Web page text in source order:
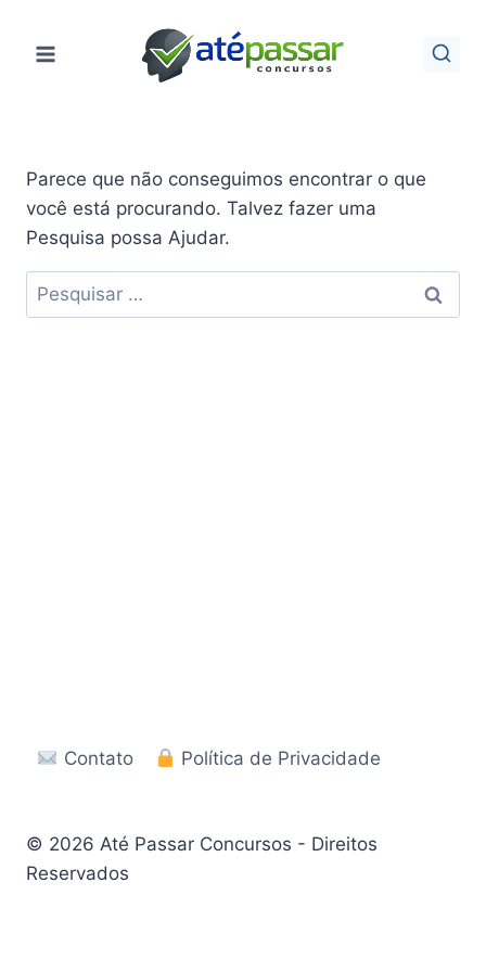
para
Parece que não conseguimos encontrar o que
você está procurando. Talvez fazer uma
Pesquisa possa Ajudar.
Pesquisar
por:
Contato Política de Privacidade
© 2026 Até Passar Concursos - Direitos
Reservados